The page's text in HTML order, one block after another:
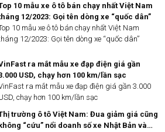
10 mẫu xe ô tô bán chạy nhất Việt Nam
12/2023: Gọi tên dòng xe “quốc dân”
10 mẫu xe ô tô bán chạy nhất Việt Nam
12/2023: Gọi tên dòng xe “quốc dân”
ra mắt mẫu xe đạp điện giá gần
USD, chạy hơn 100 km/lần sạc
ra mắt mẫu xe đạp điện giá gần 3.000
chạy hơn 100 km/lần sạc
trường ô tô Việt Nam: Đua giảm giá cũng
không “cứu” nổi doanh số xe Nhật Bản và